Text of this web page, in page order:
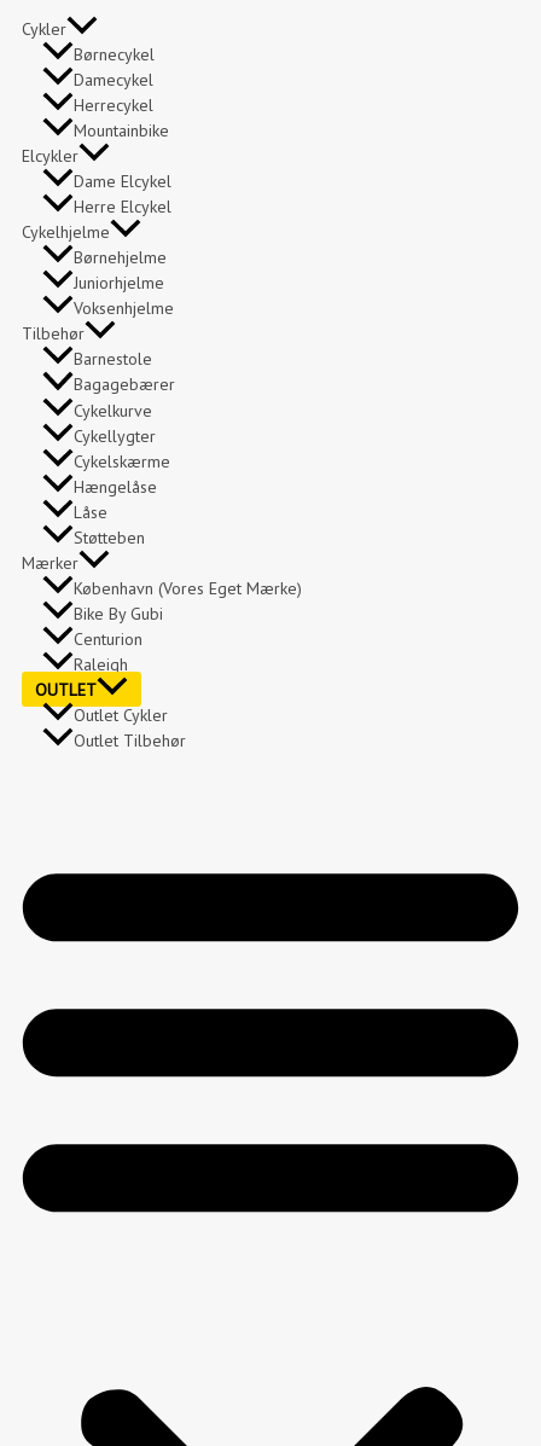
Cykler
Børnecykel
Damecykel
Herrecykel
Mountainbike
Elcykler
Dame Elcykel
Herre Elcykel
Cykelhjelme
Børnehjelme
Juniorhjelme
Voksenhjelme
Tilbehør
Barnestole
Bagagebærer
Cykelkurve
Cykellygter
Cykelskærme
Hængelåse
Låse
Støtteben
Mærker
København (vores Eget Mærke)
Bike By Gubi
Centurion
Raleigh
OUTLET
Outlet Cykler
Outlet Tilbehør